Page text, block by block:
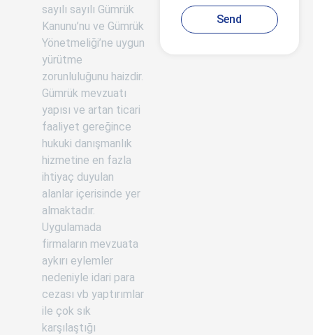
Send
sayılı sayılı Gümrük
Kanunu’nu ve Gümrük
Yönetmeliği’ne uygun
yürütme
zorunluluğunu haizdir.
Gümrük mevzuatı
yapısı ve artan ticari
faaliyet gereğince
hukuki danışmanlık
hizmetine en fazla
ihtiyaç duyulan
alanlar içerisinde yer
almaktadır.
Uygulamada
firmaların mevzuata
aykırı eylemler
nedeniyle idari para
cezası vb yaptırımlar
ile çok sık
karşılaştığı